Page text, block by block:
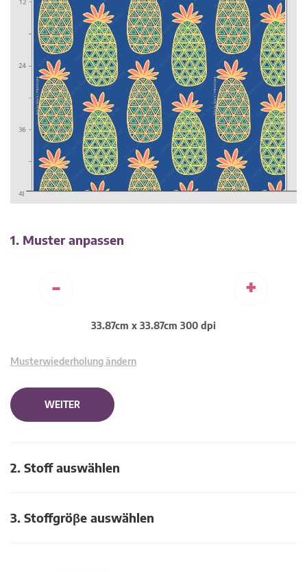
1. Muster anpassen
- +
33.87cm x 33.87cm 300 dpi
Musterwiederholung ändern
WEITER
2. Stoff auswählen
3. Stoffgröβe auswählen